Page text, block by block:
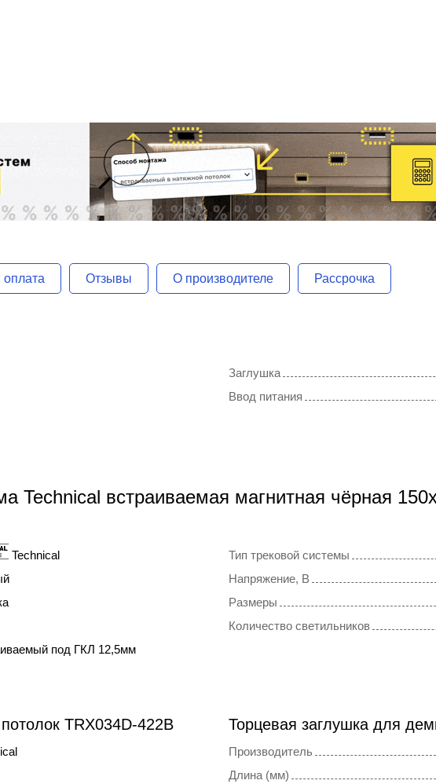
оплата Отзывы О производителе Рассрочка
Заглушка
Ввод питания
Technical встраиваемая магнитная чёрная
Technical Тип трековой системы
Напряжение, В
Размеры
Количество светильников
под ГКЛ 12,5мм
TRX034D-422B Торцевая заглушка для
Производитель
Длина (мм)